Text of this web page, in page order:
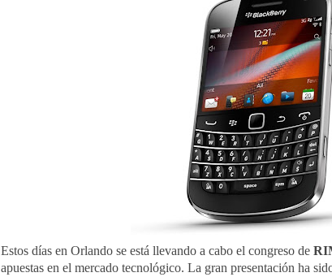
Estos días en Orlando se está llevando a cabo el congreso de
apuestas en el mercado tecnológico. La gran presentación ha